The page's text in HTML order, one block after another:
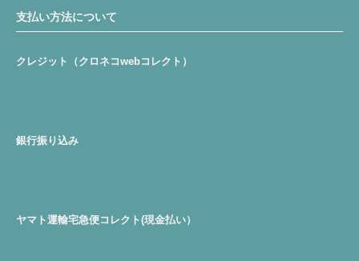
支払い方法について
クレジット（クロネコwebコレクト）
銀行振り込み
ヤマト運輸宅急便コレクト(現金払い）